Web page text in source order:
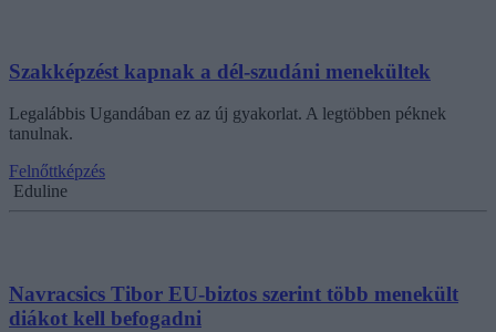
Szakképzést kapnak a dél-szudáni menekültek
Legalábbis Ugandában ez az új gyakorlat. A legtöbben péknek
tanulnak.
Felnőttképzés
Eduline
Navracsics Tibor EU-biztos szerint több menekült
diákot kell befogadni